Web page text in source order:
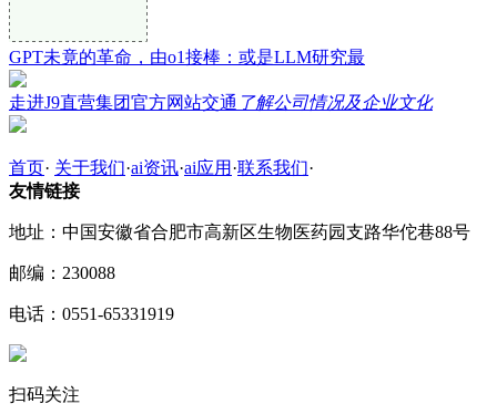
GPT未竟的革命，由o1接棒：或是LLM研究最
走进J9直营集团官方网站交通 了解公司情况及企业文化
首页· 关于我们·ai资讯·ai应用 ·联系我们·
友情链接
地址：中国安徽省合肥市高新区生物医药园支路华佗巷88号
邮编：230088
电话：0551-65331919
扫码关注